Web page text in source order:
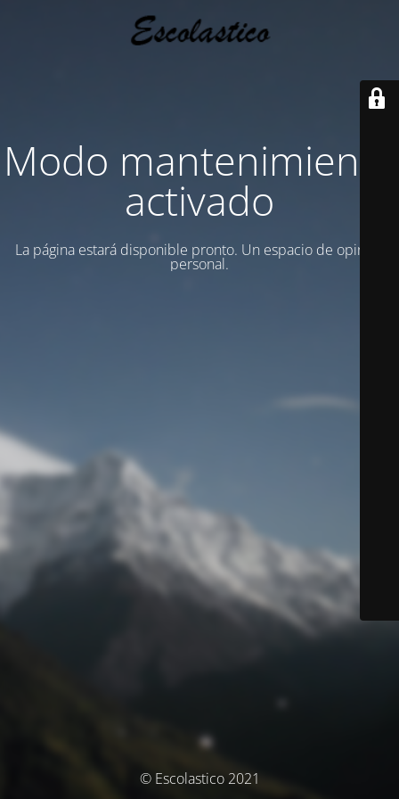
Modo mantenimiento
activado
La página estará disponible pronto. Un espacio de opinion
personal.
© Escolastico 2021